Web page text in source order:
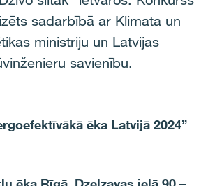
sadarbībā ar Klimata un
ministriju un Latvijas
savienību.
ēka Latvijā 2024”